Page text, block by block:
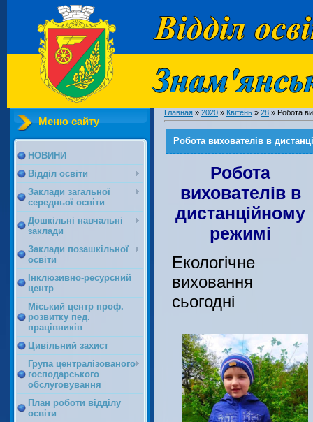
Меню сайту
НОВИНИ
Відділ освіти
Заклади загальної
середньої освіти
Дошкільні навчальні
заклади
Заклади позашкільної
освіти
Інклюзивно-ресурсний
центр
Міський центр проф.
розвитку пед.
працівників
Цивільний захист
Група централізованого
господарського
обслуговування
План роботи відділу
освіти
Главная » 2020 » Квітень » 28 » Робота
Робота вихователів в
Робота
вихователів в
дистанційному
режимі
Екологічне
виховання
сьогодні